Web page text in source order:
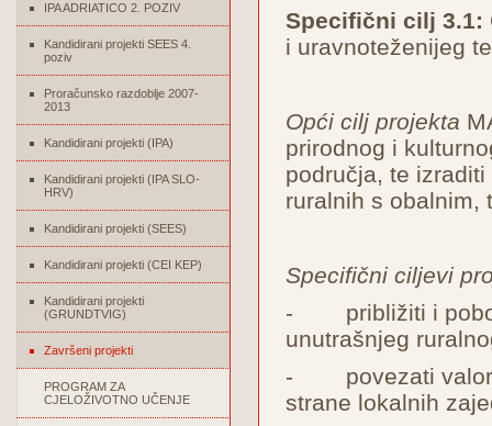
IPA ADRIATICO 2. POZIV
Kandidirani projekti SEES 4.
poziv
Proračunsko razdoblje 2007-
2013
Kandidirani projekti (IPA)
Kandidirani projekti (IPA SLO-
HRV)
Kandidirani projekti (SEES)
Kandidirani projekti (CEI KEP)
Kandidirani projekti
(GRUNDTVIG)
Završeni projekti
PROGRAM ZA
CJELOŽIVOTNO UČENJE
Specifični cilj 3.1:
i uravnoteženijeg
Opći cilj projekta
prirodnog i
područja, te
ruralnih s obalnim,
Specifični ciljevi
- približiti i
unutrašnjeg
- povezati
strane lokalnih